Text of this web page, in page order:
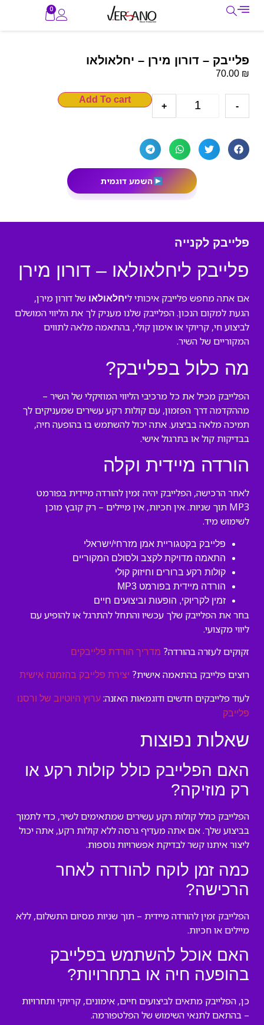
0
פלייבק – דורון מירן – יחלאולאו
70.00 ₪
-
+
Add To cart
השמע דוגמית
פלייבק לקנייה
פלייבק ליחלאולאו – דורון מירן
אם אתה מחפש פלייבק איכותי ליחלאולאו של דורון מירן,
הגעת למקום הנכון. הפלייבק שלנו מעניק לך את הליווי המושלם
לביצוע חי, קריוקי או אימון קולי, בהתאמה מלאה לתווים
המקוריים של השיר.
מה כלול בפלייבק?
הפלייבק מכיל את כל מרכיבי הליווי המוזיקלי של השיר –
מההקדמה דרך הפזמון, עם קולות רקע עשירים שמעניקים לך
תמיכה מלאה בביצוע. אתה יכול להשתמש בו בהופעה חיה,
בבדיקות קול או בתרגול אישי.
הורדה מיידית וקלה
לאחר הרכישה, הפלייבק יהיה זמין להורדה מיידית בפורמט
MP3 תוך שניות. אין חכיות, אין מיילים – רק קובץ מוכן
לשימוש מיד.
פלייבק בקטגוריית אמן מזרחי/ישראלי
התאמה מדויקת לקצב ולסולם המקוריים
קולות רקע ברורים וחיזוק קולי
הורדה מיידית בפורמט MP3
זמין לקריוקי, הופעות וביצועים חיים
בחר את הפלייבק שלך עכשיו והתחל להתרגל או להופיע עם
ליווי מקצועי.
זקוקים לעזרה בהורדה? מדריך הורדת פלייבקים
רוצים פלייבק בהתאמה אישית? יצירת פלייבק בהזמנה אישית
לעוד פלייבקים חדשים ודוגמאות האזנה: ערוץ היוטיוב של ורסנו
פלייבק
שאלות נפוצות
האם הפלייבק כולל קולות רקע או
רק מוזיקה?
הפלייבק כולל קולות רקע עשירים שמתאימים לשיר, כדי לתמוך
בביצוע שלך. אם אתה מעדיף גרסה ללא קולות רקע, אתה יכול
ליצור איתנו קשר לבדיקת אפשרויות נוספות.
כמה זמן לוקח להורדה לאחר
הרכישה?
הפלייבק זמין להורדה מיידית – תוך שניות מסיום התשלום, ללא
מיילים או חכיות.
האם אוכל להשתמש בפלייבק
בהופעה חיה או בתחרויות?
כן, הפלייבק מתאים לביצועים חיים, אימונים, קריוקי ותחרויות
– בהתאם לתנאי השימוש של הפלטפורמה.